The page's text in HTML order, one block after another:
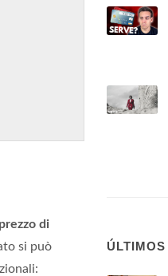
prezzo di
si può